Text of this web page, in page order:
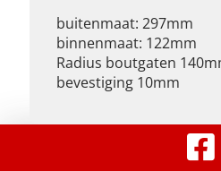
buitenmaat: 297mm
binnenmaat: 122mm
Radius boutgaten
bevestiging 10mm